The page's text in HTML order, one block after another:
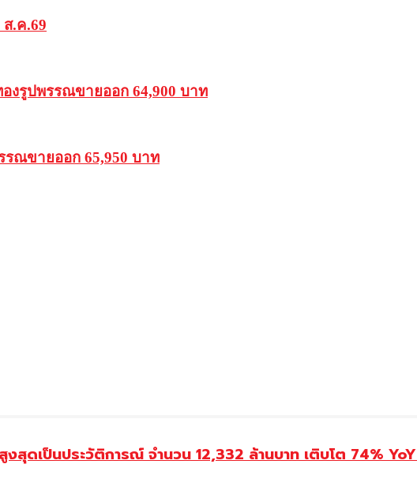
.ค.69
งรูปพรรณขายออก 64,900 บาท
รณขายออก 65,950 บาท
ดเป็นประวัติการณ์ จำนวน 12,332 ล้านบาท เติบโต 74%